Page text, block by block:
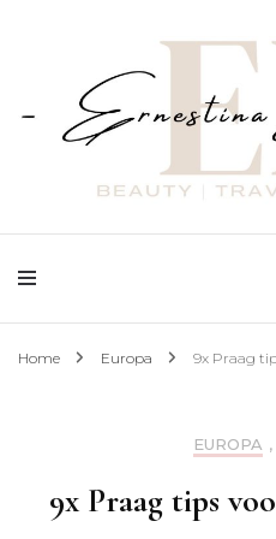
Ernestina
Home Europa 9x Praag
EUROPA ,
9x Praag tips